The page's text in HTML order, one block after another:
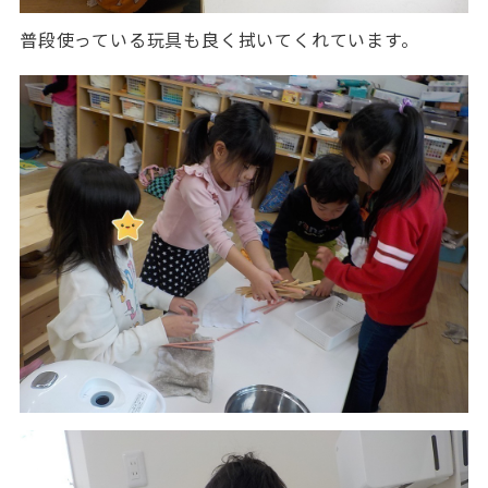
普段使っている玩具も良く拭いてくれています。